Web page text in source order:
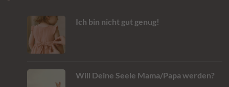
Ich bin nicht gut genug!
Will Deine Seele Mama/Papa werden?